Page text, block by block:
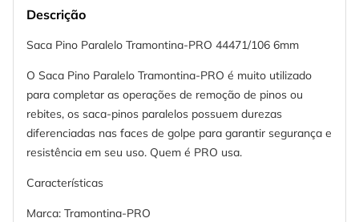
Descrição
Saca Pino Paralelo Tramontina-PRO 44471/106 6mm
O Saca Pino Paralelo Tramontina-PRO é muito utilizado
para completar as operações de remoção de pinos ou
rebites, os saca-pinos paralelos possuem durezas
diferenciadas nas faces de golpe para garantir segurança e
resistência em seu uso. Quem é PRO usa.
Características
Marca: Tramontina-PRO